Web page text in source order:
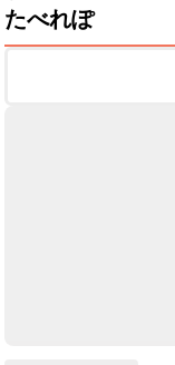
たべれぽ